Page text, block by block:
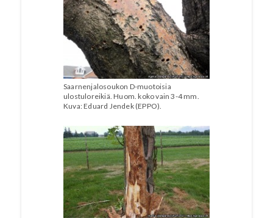
Saarnenjalosoukon D-muotoisia
ulostuloreikiä. Huom. koko vain 3-4 mm.
Kuva: Eduard Jendek (EPPO).